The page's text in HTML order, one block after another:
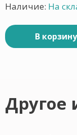
Наличие: На
В корзину
Другое